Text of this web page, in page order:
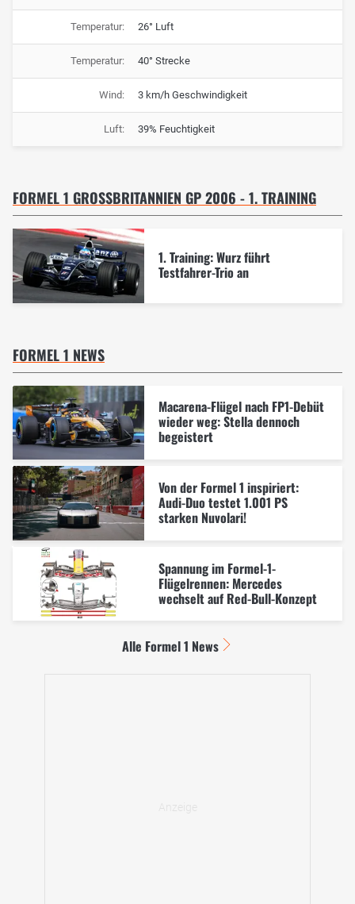
Temperatur: 26° Luft
Temperatur: 40° Strecke
Wind: 3 km/h Geschwindigkeit
Luft: 39% Feuchtigkeit
FORMEL 1 GROSSBRITANNIEN GP 2006 - 1. TRAINING
1. Training: Wurz führt
Testfahrer-Trio an
FORMEL 1 NEWS
Macarena-Flügel nach FP1-Debüt
wieder weg: Stella dennoch
begeistert
Von der Formel 1 inspiriert:
Audi-Duo testet 1.001 PS
starken Nuvolari!
Spannung im Formel-1-
Flügelrennen: Mercedes
wechselt auf Red-Bull-Konzept
Alle Formel 1 News